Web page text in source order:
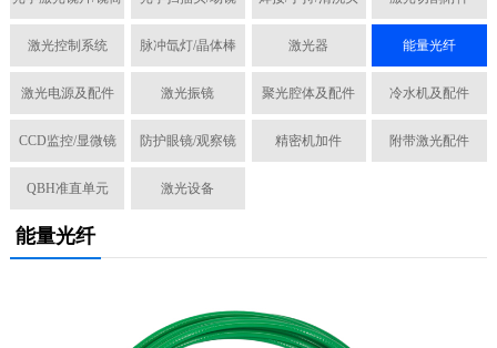
激光控制系统 脉冲氙灯/晶体棒 激光器 能量光纤
激光电源及配件 激光振镜 聚光腔体及配件 冷水机及配件
CCD监控/显微镜 防护眼镜/观察镜 精密机加件 附带激光配件
QBH准直单元 激光设备
能量光纤